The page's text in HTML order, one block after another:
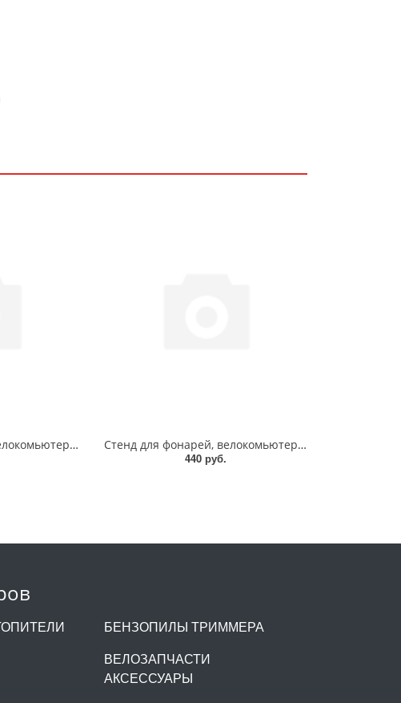
Стенд для фонарей, велокомьютеров 195*185mm
Стенд для фонарей, велокомьютеров 105*100mm
440 руб.
БЕНЗОПИЛЫ ТРИММЕРА
ВЕЛОЗАПЧАСТИ
АКСЕССУАРЫ